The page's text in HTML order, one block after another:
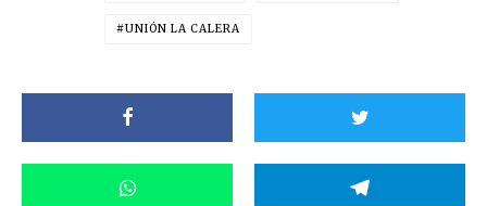
UNIÓN LA CALERA